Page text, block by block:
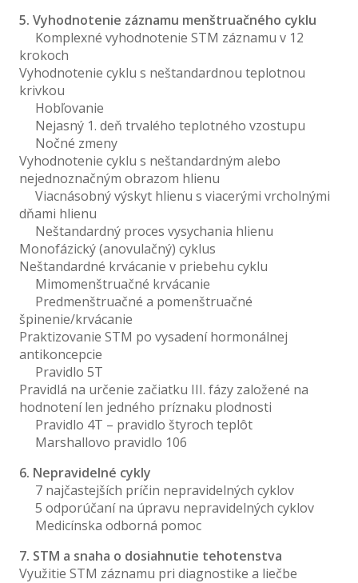
5. Vyhodnotenie záznamu menštruačného cyklu
Komplexné vyhodnotenie STM záznamu v 12
krokoch
Vyhodnotenie cyklu s neštandardnou teplotnou
krivkou
Hobľovanie
Nejasný 1. deň trvalého teplotného vzostupu
Nočné zmeny
Vyhodnotenie cyklu s neštandardným alebo
nejednoznačným obrazom hlienu
Viacnásobný výskyt hlienu s viacerými vrcholnými
dňami hlienu
Neštandardný proces vysychania hlienu
Monofázický (anovulačný) cyklus
Neštandardné krvácanie v priebehu cyklu
Mimomenštruačné krvácanie
Predmenštruačné a pomenštruačné
špinenie/krvácanie
Praktizovanie STM po vysadení hormonálnej
antikoncepcie
Pravidlo 5T
Pravidlá na určenie začiatku III. fázy založené na
hodnotení len jedného príznaku plodnosti
Pravidlo 4T – pravidlo štyroch teplôt
Marshallovo pravidlo 106
6. Nepravidelné cykly
7 najčastejších príčin nepravidelných cyklov
5 odporúčaní na úpravu nepravidelných cyklov
Medicínska odborná pomoc
7. STM a snaha o dosiahnutie tehotenstva
Využitie STM záznamu pri diagnostike a liečbe